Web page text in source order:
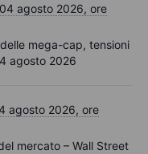
agosto 2026, ore
mega-cap, tensioni
agosto 2026
agosto 2026, ore
mercato – Wall Street